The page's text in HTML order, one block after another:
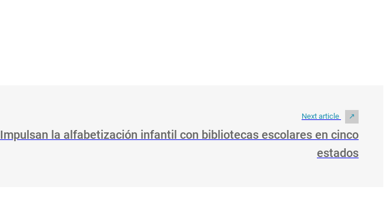
Next article
Impulsan la alfabetización infantil con bibliotecas escolares en cinco
estados